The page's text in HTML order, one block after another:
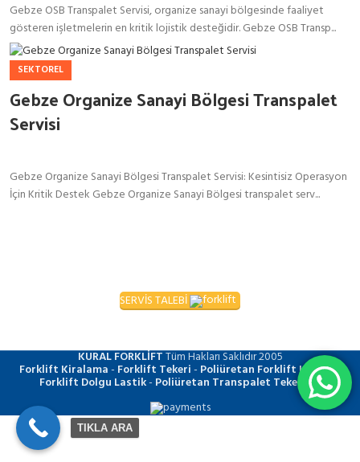
Gebze OSB Transpalet Servisi, organize sanayi bölgesinde faaliyet
gösteren işletmelerin en kritik lojistik desteğidir. Gebze OSB Transp...
SEKTOREL
Gebze Organize Sanayi Bölgesi Transpalet
Servisi
Gebze Organize Sanayi Bölgesi Transpalet Servisi: Kesintisiz Operasyon
İçin Kritik Destek Gebze Organize Sanayi Bölgesi transpalet serv...
SERVİS TALEBİ
KURAL FORKLİFTTüm Hakları Saklıdır2005
Forklift Kiralama- Forklift Tekeri- Poliüretan Forklift Lastiği-
Forklift Dolgu Lastik- Poliüretan Transpalet Tekerleği
TIKLA ARA